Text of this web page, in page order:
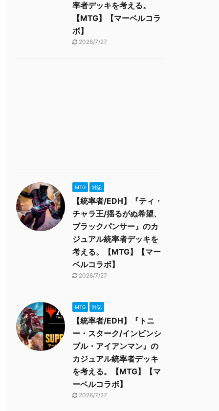
率者デッキを考える。
【MTG】【マーベルコラ
ボ】
2026/7/27
MTG 雑記
【統率者/EDH】『ティ・
チャラ王/揺るがぬ希望、
ブラックパンサー』のカ
ジュアル統率者デッキを
考える。【MTG】【マー
ベルコラボ】
2026/7/27
MTG 雑記
【統率者/EDH】『トニ
ー・スターク/インビンシ
ブル・アイアンマン』の
カジュアル統率者デッキ
を考える。【MTG】【マ
ーベルコラボ】
2026/7/27